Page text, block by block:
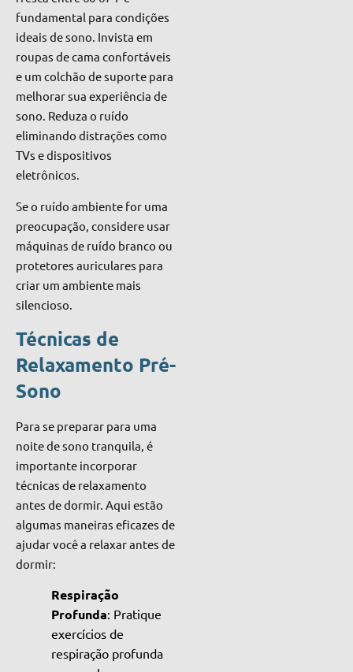
fundamental para condições
ideais de sono. Invista em
roupas de cama confortáveis
e um colchão de suporte para
melhorar sua experiência de
sono. Reduza o ruído
eliminando distrações como
TVs e dispositivos
eletrônicos.
Se o ruído ambiente for uma
preocupação, considere usar
máquinas de ruído branco ou
protetores auriculares para
criar um ambiente mais
silencioso.
Técnicas de
Relaxamento Pré-
Sono
Para se preparar para uma
noite de sono tranquila, é
importante incorporar
técnicas de relaxamento
antes de dormir. Aqui estão
algumas maneiras eficazes de
ajudar você a relaxar antes de
dormir:
Respiração
Profunda: Pratique
exercícios de
respiração profunda